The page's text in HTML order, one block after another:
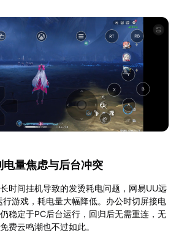
量焦虑与后台冲突
时间挂机导致的发烫耗电问题，网易UU远
游戏，耗电量大幅降低。办公时切屏接电
稳定于PC后台运行，回归后无需重连，无
费云鸣潮也不过如此。